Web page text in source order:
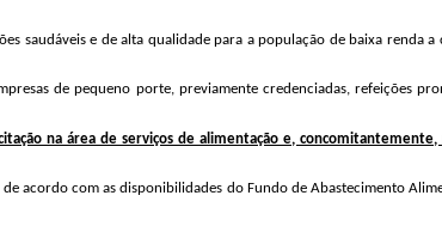
saudáveis e de alta qualidade para a população de baixa renda
de pequeno porte, previamente credenciadas, refeições
na área de serviços de alimentação e,
acordo com as disponibilidades do Fundo de Abastecimento